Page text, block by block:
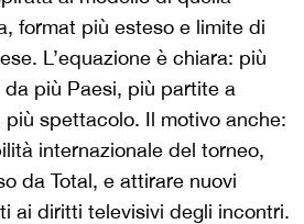
format più esteso e limite di
L’equazione è chiara: più
più Paesi, più partite a
spettacolo. Il motivo anche:
internazionale del torneo,
da Total, e attirare nuovi
ai diritti televisivi degli incontri.